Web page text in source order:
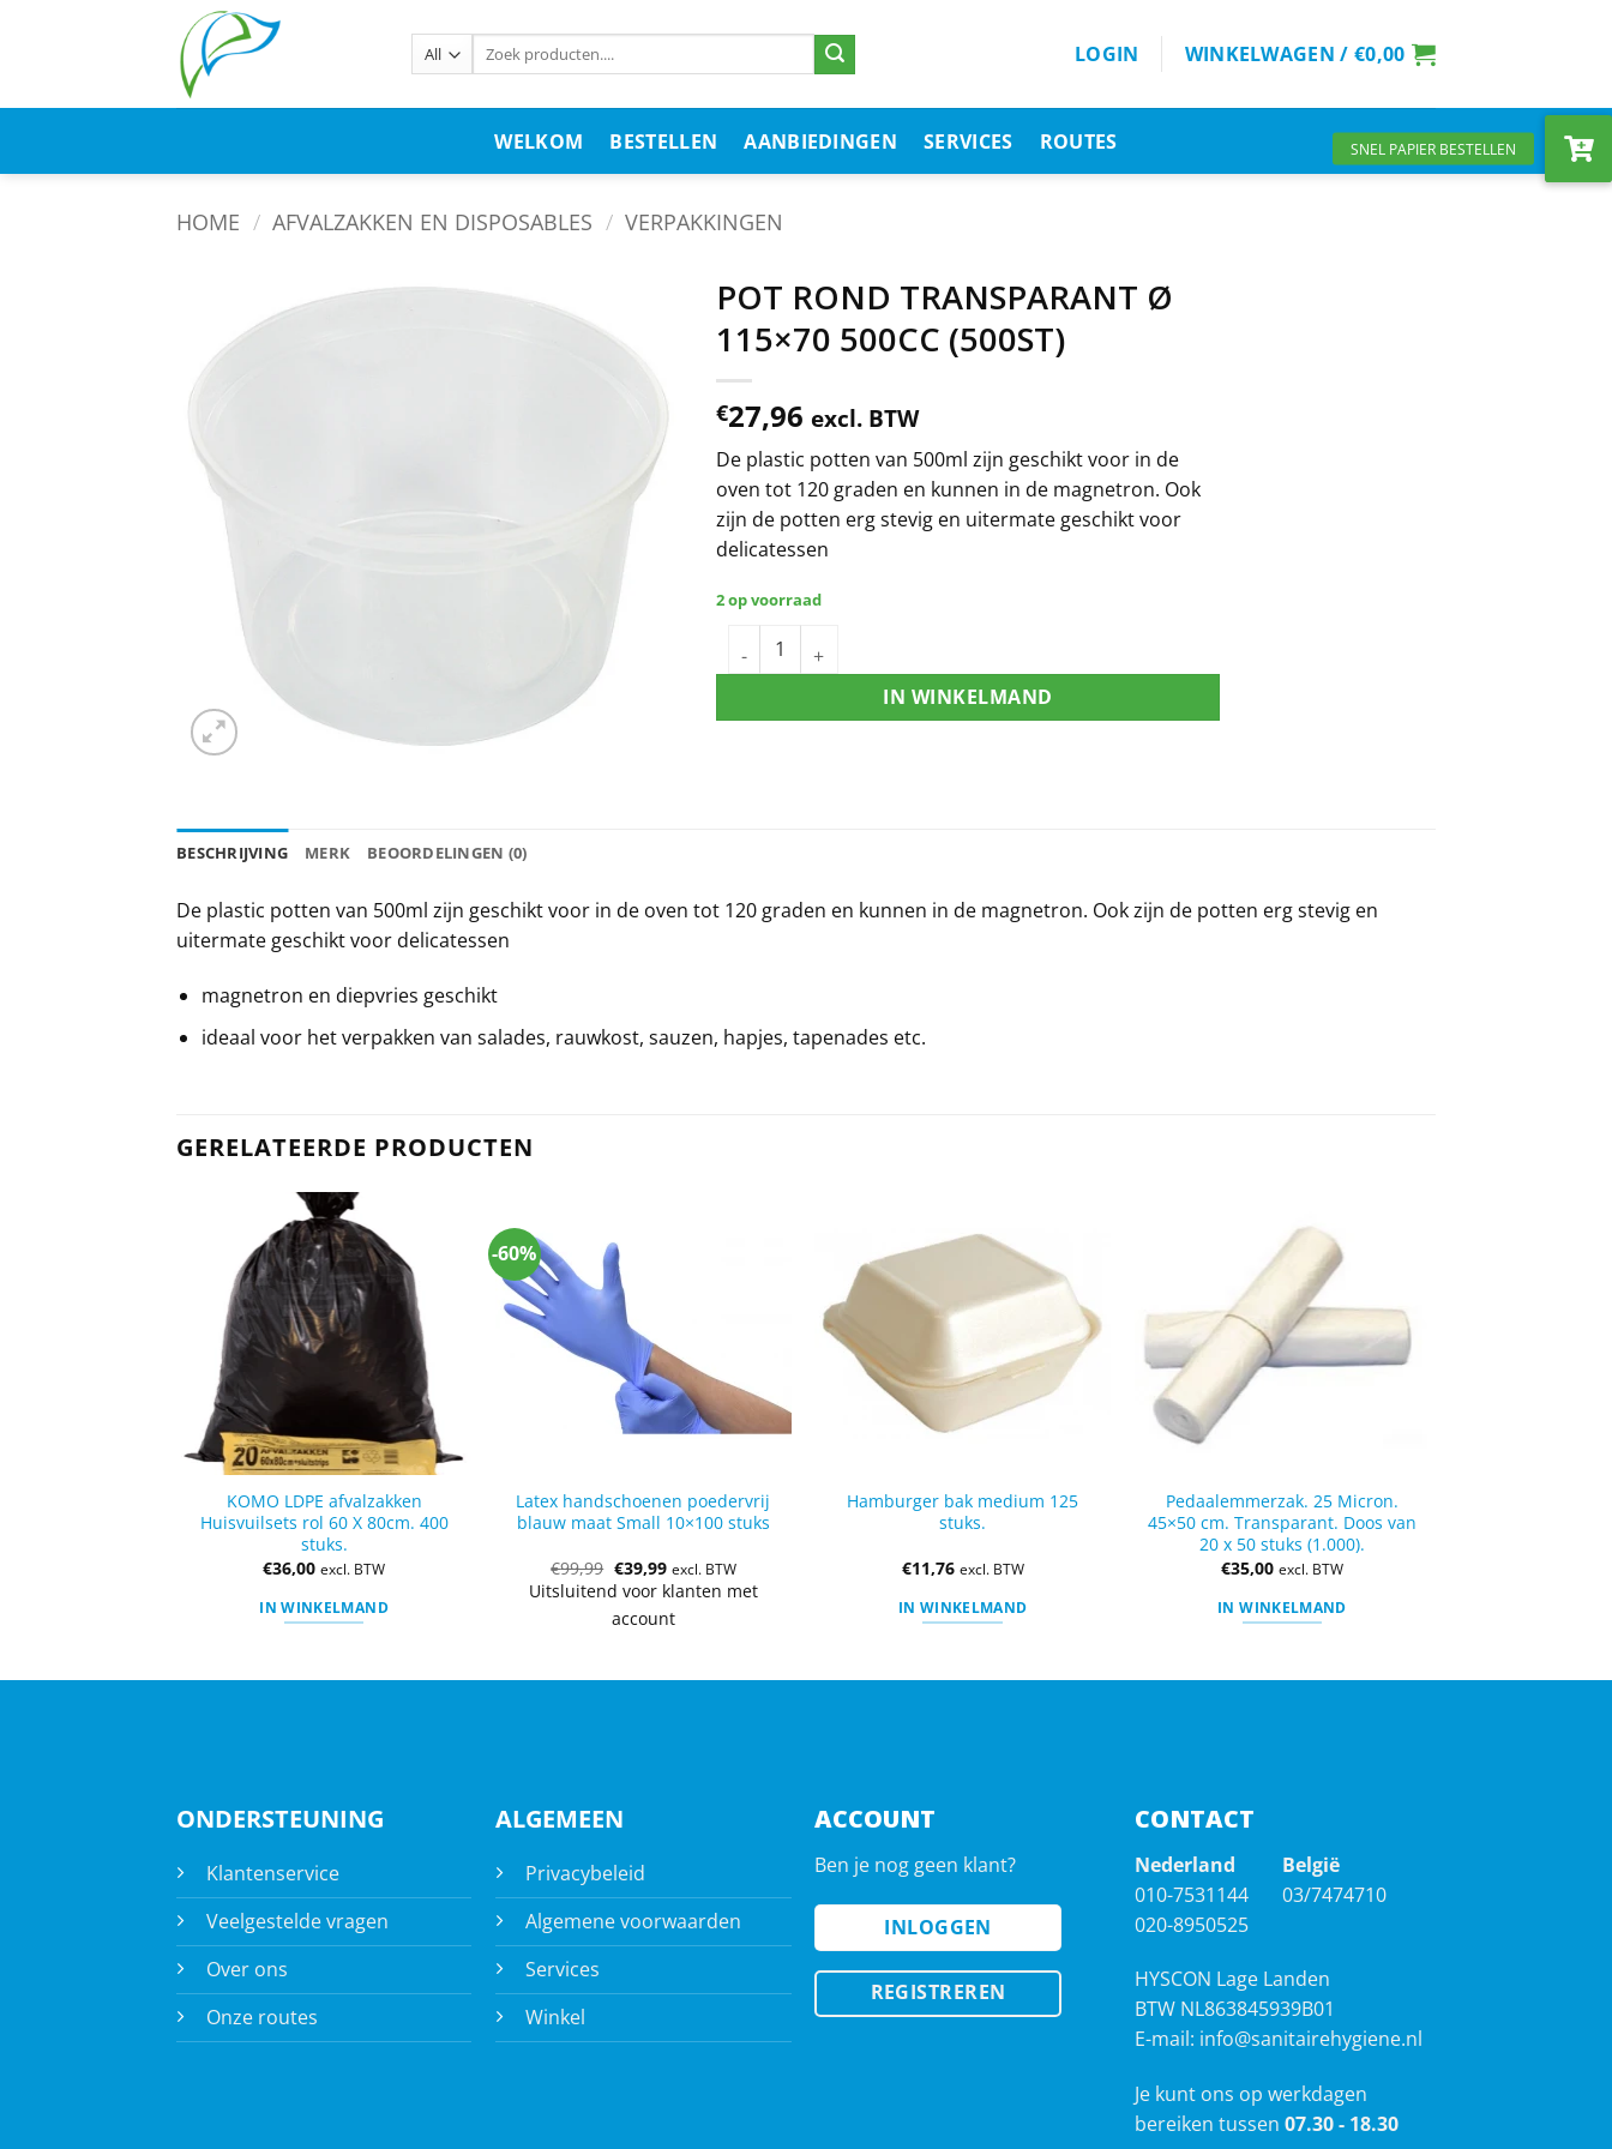
LOGIN WINKELWAGEN /€0,00
WELKOM BESTELLEN AANBIEDINGEN SERVICES ROUTES
HOME / AFVALZAKKEN EN DISPOSABLES / VERPAKKINGEN
POT ROND TRANSPARANT Ø
115×70 500CC (500ST)
€27,96 excl. BTW
De plastic potten van 500ml zijn geschikt voor in de
oven tot 120 graden en kunnen in de magnetron. Ook
zijn de potten erg stevig en uitermate geschikt voor
delicatessen
2 op voorraad
IN WINKELMAND
BESCHRIJVING MERK BEOORDELINGEN (0)
De plastic potten van 500ml zijn geschikt voor in de oven tot 120 graden en kunnen in de magnetron. Ook zijn de potten erg stevig en
uitermate geschikt voor delicatessen
magnetron en diepvries geschikt
ideaal voor het verpakken van salades, rauwkost, sauzen, hapjes, tapenades etc.
GERELATEERDE PRODUCTEN
KOMO LDPE afvalzakken
Huisvuilsets rol 60 X 80cm. 400
stuks.
€36,00 excl. BTW
IN WINKELMAND
-60%
Latex handschoenen poedervrij
blauw maat Small 10×100 stuks
€99,99 €39,99 excl. BTW
Uitsluitend voor klanten met
account
Hamburger bak medium 125
stuks.
€11,76 excl. BTW
IN WINKELMAND
Pedaalemmerzak. 25 Micron.
45×50 cm. Transparant. Doos van
20 x 50 stuks (1.000).
€35,00 excl. BTW
IN WINKELMAND
ONDERSTEUNING
Klantenservice
Veelgestelde vragen
Over ons
Onze routes
ALGEMEEN
Privacybeleid
Algemene voorwaarden
Services
Winkel
ACCOUNT
Ben je nog geen klant?
INLOGGEN
REGISTREREN
CONTACT
Nederland
010-7531144
020-8950525
België
03/7474710
HYSCON Lage Landen
BTW NL863845939B01
E-mail: info@sanitairehygiene.nl
Je kunt ons op werkdagen
bereiken tussen 07.30 - 18.30